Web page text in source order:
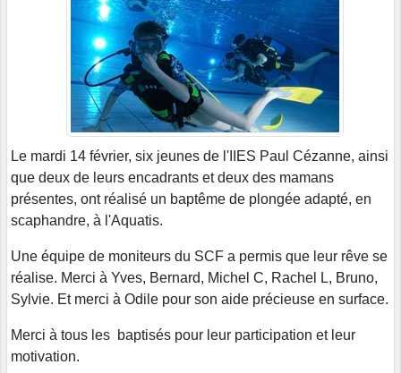
Le mardi 14 février, six jeunes de l'IIES Paul Cézanne, ainsi
que deux de leurs encadrants et deux des mamans
présentes, ont réalisé un baptême de plongée adapté, en
scaphandre, à l'Aquatis.
Une équipe de moniteurs du SCF a permis que leur rêve se
réalise. Merci à Yves, Bernard, Michel C, Rachel L, Bruno,
Sylvie. Et merci à Odile pour son aide précieuse en surface.
Merci à tous les baptisés pour leur participation et leur
motivation.